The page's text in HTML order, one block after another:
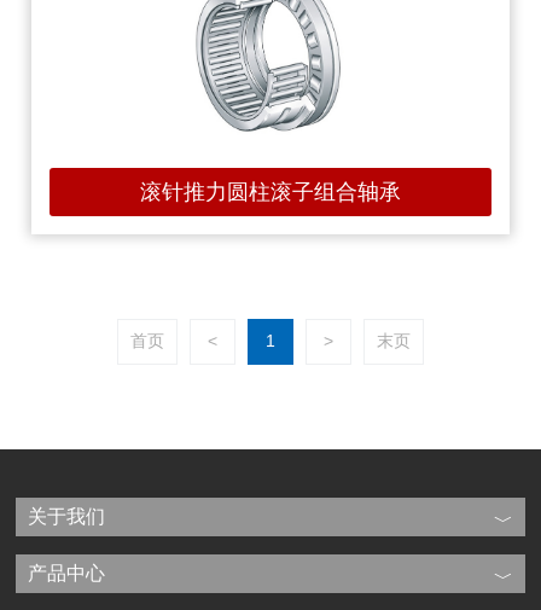
滚针推力圆柱滚子组合轴承
首页 < 1 > 末页
关于我们
产品中心